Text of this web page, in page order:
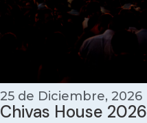
25 de Diciembre, 2026
Chivas House 2026